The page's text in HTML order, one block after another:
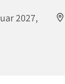
2027,